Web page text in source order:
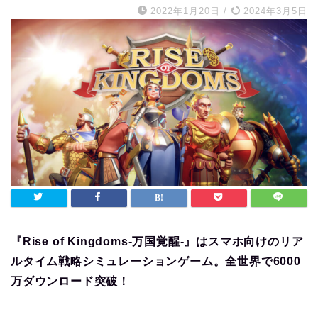
2022年1月20日 / 2024年3月5日
『Rise of Kingdoms‐万国覚醒‐』はスマホ向けのリア
ルタイム戦略シミュレーションゲーム。全世界で6000
万ダウンロード突破！